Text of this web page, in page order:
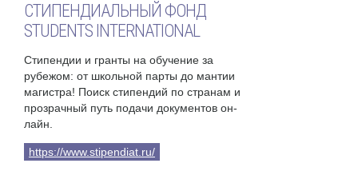
СТИПЕНДИАЛЬНЫЙ ФОНД
STUDENTS INTERNATIONAL
Стипендии и гранты на обучение за
рубежом: от школьной парты до мантии
магистра! Поиск стипендий по странам и
прозрачный путь подачи документов он-
лайн.
https://www.stipendiat.ru/